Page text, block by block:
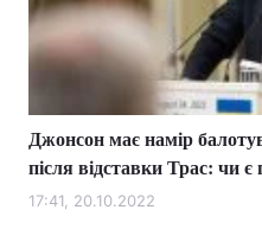
Джонсон має намір
після відставки Трас: чи є
17:41, 20.10.2022